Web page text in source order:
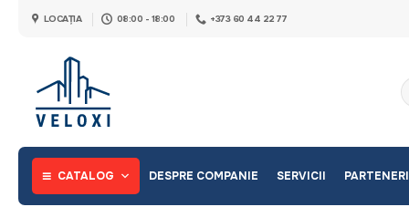
LOCAȚIA 08:00 - 18:00 +373 60 44 22 77
CATALOG DESPRE COMPANIE SERVICII PARTENERI